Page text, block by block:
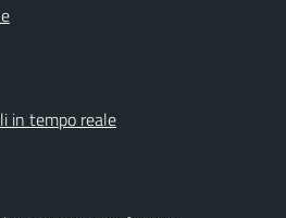
in tempo reale